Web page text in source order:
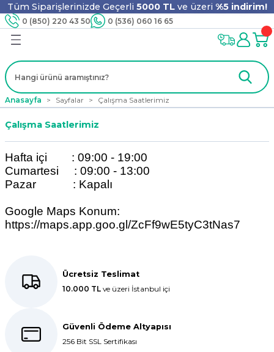
Tüm Siparişlerinizde Geçerli 5000 TLve üzeri %5 indirim!
0 (850) 220 43 50 0 (536) 060 16 65
Geri Dön
Geri Dön
Ürünleri
Geri Dön
Geri Dön
Tahta Karıştırıcı
Geri Dön
Geri Dön
Geri Dön
Geri Dön
Anasayfa Sayfalar Çalışma Saatlerimiz
Çalışma Saatlerimiz
Hafta içi : 09:00 - 19:00
Cumartesi : 09:00 - 13:00
Pazar : Kapalı
Google Maps Konum:
https://maps.app.goo.gl/ZcFf9wE5tyC3tNas7
Ücretsiz Teslimat
10.000 TL ve üzeri İstanbul içi
Güvenli Ödeme Altyapısı
256 Bit SSL Sertifikası